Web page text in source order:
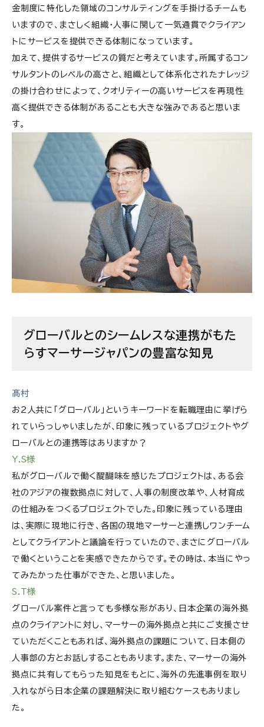
金制度に特化した領域のコンサルティングを手掛けるチームも
いますので、まさしく組織・人事に関して一気通貫でクライアン
トにサービスを提供できる体制になっています。
加えて、提供するサービスの質だと考えています。所属するコン
サルタントのレベルの高さと、組織として体系化されたナレッジ
の掛け合わせによって、クオリティーの高いサービスを再現性
高く提供できる体制があることも大きな強みであると思いま
す。
グローバルとのシームレスな連携がもた
らすマーサージャパンの豊富な知見
髙村
お2人共に「グローバル」というキーワードを転職理由に挙げら
れていらっしゃいましたが、印象に残っているプロジェクトやグ
ローバルとの連携等はありますか？
Y.S様
私がグローバルで働く醍醐味を感じたプロジェクトは、ある会
社のアジアの複数拠点に対して、人事の制度改革や、人材育成
の仕組みをつくるプロジェクトでした。印象に残っている理由
は、実際に現地に行き、各国の現地マーサーと連携しワンチーム
としてクライアントと議論を行っていたので、まさにグローバル
で働くということを実感できたからです。その時は、本当にやっ
てみたかった仕事ができた、と思いました。
S.T様
グローバル案件と言っても多様な形があり、日本企業の海外拠
点のクライアントに対し、マーサーの海外拠点と共にご支援させ
ていただくこともあれば、海外拠点の課題について、日本側の
人事部の方とお話しすることもあります。また、マーサーの海外
拠点に共有してもらった知見をもとに、海外の先進事例を取り
入れながら日本企業の課題解決に取り組むケースもありまし
た。